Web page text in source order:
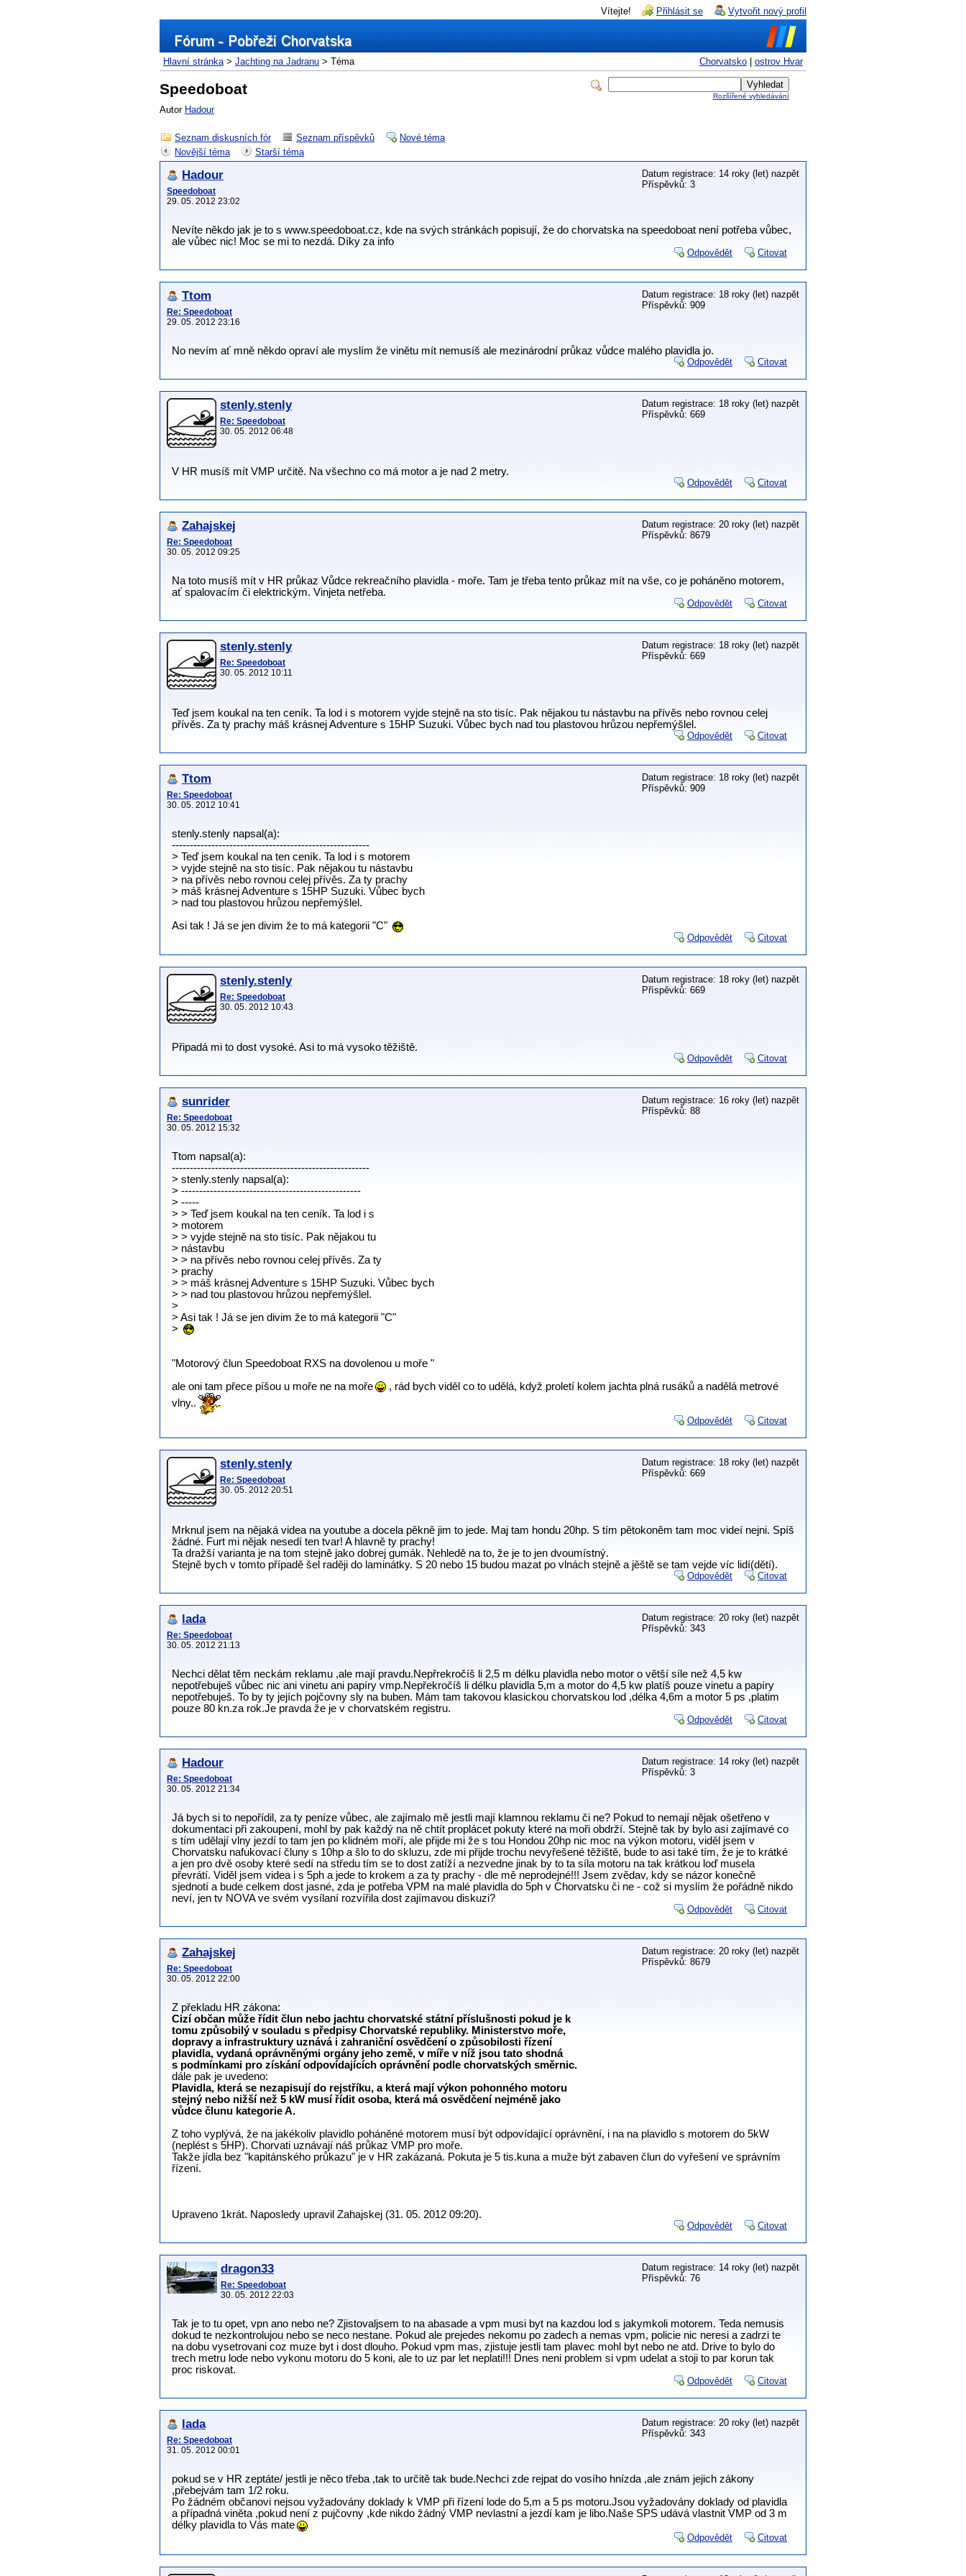
Vítejte! Přihlásit se Vytvořit nový profil
Chorvatsko ostrov Hvar
Hlavní stránka> Jachting na Jadranu > Téma
Rozšířené vyhledávání
Speedoboat
Autor Hadour
Seznam diskusních fór Seznam příspěvků
Nové téma
Novější téma
Starší téma
Hadour
Speedoboat
29. 05. 2012 23:02
Datum registrace: 14 roky (let) nazpět
Příspěvků: 3
Nevíte někdo jak je to s www.speedoboat.cz, kde na svých stránkách popisují, že do chorvatska na speedoboat není potřeba vůbec,
ale vůbec nic! Moc se mi to nezdá. Díky za info
Odpovědět Citovat
Ttom
Re: Speedoboat
29. 05. 2012 23:16
Datum registrace: 18 roky (let) nazpět
Příspěvků: 909
No nevím ať mně někdo opraví ale myslím že vinětu mít nemusíš ale mezinárodní průkaz vůdce malého plavidla jo.
Odpovědět Citovat
stenly.stenly
Re: Speedoboat
30. 05. 2012 06:48
Datum registrace: 18 roky (let) nazpět
Příspěvků: 669
V HR musíš mít VMP určitě. Na všechno co má motor a je nad 2 metry.
Odpovědět Citovat
Zahajskej
Re: Speedoboat
30. 05. 2012 09:25
Datum registrace: 20 roky (let) nazpět
Příspěvků: 8679
Na toto musíš mít v HR průkaz Vůdce rekreačního plavidla - moře. Tam je třeba tento průkaz mít na vše, co je poháněno motorem,
ať spalovacím či elektrickým. Vinjeta netřeba.
Odpovědět Citovat
stenly.stenly
Re: Speedoboat
30. 05. 2012 10:11
Datum registrace: 18 roky (let) nazpět
Příspěvků: 669
Teď jsem koukal na ten ceník. Ta lod i s motorem vyjde stejně na sto tisíc. Pak nějakou tu nástavbu na přívěs nebo rovnou celej
přívěs. Za ty prachy máš krásnej Adventure s 15HP Suzuki. Vůbec bych nad tou plastovou hrůzou nepřemýšlel.
Odpovědět Citovat
Ttom
Re: Speedoboat
30. 05. 2012 10:41
Datum registrace: 18 roky (let) nazpět
Příspěvků: 909
stenly.stenly napsal(a):
-------------------------------------------------------
> Teď jsem koukal na ten ceník. Ta lod i s motorem
> vyjde stejně na sto tisíc. Pak nějakou tu nástavbu
> na přívěs nebo rovnou celej přívěs. Za ty prachy
> máš krásnej Adventure s 15HP Suzuki. Vůbec bych
> nad tou plastovou hrůzou nepřemýšlel.
Asi tak ! Já se jen divim že to má kategorii "C"
Odpovědět Citovat
stenly.stenly
Re: Speedoboat
30. 05. 2012 10:43
Datum registrace: 18 roky (let) nazpět
Příspěvků: 669
Připadá mi to dost vysoké. Asi to má vysoko těžiště.
Odpovědět Citovat
sunrider
Re: Speedoboat
30. 05. 2012 15:32
Datum registrace: 16 roky (let) nazpět
Příspěvků: 88
Ttom napsal(a):
-------------------------------------------------------
> stenly.stenly napsal(a):
> --------------------------------------------------
> -----
> > Teď jsem koukal na ten ceník. Ta lod i s
> motorem
> > vyjde stejně na sto tisíc. Pak nějakou tu
> nástavbu
> > na přívěs nebo rovnou celej přívěs. Za ty
> prachy
> > máš krásnej Adventure s 15HP Suzuki. Vůbec bych
> > nad tou plastovou hrůzou nepřemýšlel.
>
> Asi tak ! Já se jen divim že to má kategorii "C"
>
"Motorový člun Speedoboat RXS na dovolenou u moře "
ale oni tam přece píšou u moře ne na moře
, rád bych viděl co to udělá, když proletí kolem jachta plná rusáků a nadělá metrové
vlny..
Odpovědět Citovat
stenly.stenly
Re: Speedoboat
30. 05. 2012 20:51
Datum registrace: 18 roky (let) nazpět
Příspěvků: 669
Mrknul jsem na nějaká videa na youtube a docela pěkně jim to jede. Maj tam hondu 20hp. S tím pětokoněm tam moc videí nejni. Spíš
žádné. Furt mi nějak nesedí ten tvar! A hlavně ty prachy!
Ta dražší varianta je na tom stejně jako dobrej gumák. Nehledě na to, že je to jen dvoumístný.
Stejně bych v tomto případě šel raději do laminátky. S 20 nebo 15 budou mazat po vlnách stejně a jěště se tam vejde víc lidí(dětí).
Odpovědět Citovat
lada
Re: Speedoboat
30. 05. 2012 21:13
Datum registrace: 20 roky (let) nazpět
Příspěvků: 343
Nechci dělat těm neckám reklamu ,ale mají pravdu.Nepřrekročíš li 2,5 m délku plavidla nebo motor o větší síle než 4,5 kw
nepotřebuješ vůbec nic ani vinetu ani papíry vmp.Nepřekročíš li délku plavidla 5,m a motor do 4,5 kw platíš pouze vinetu a papíry
nepotřebuješ. To by ty jejích pojčovny sly na buben. Mám tam takovou klasickou chorvatskou lod ,délka 4,6m a motor 5 ps ,platim
pouze 80 kn.za rok.Je pravda že je v chorvatském registru.
Odpovědět Citovat
Hadour
Re: Speedoboat
30. 05. 2012 21:34
Datum registrace: 14 roky (let) nazpět
Příspěvků: 3
Já bych si to nepořídil, za ty peníze vůbec, ale zajímalo mě jestli mají klamnou reklamu či ne? Pokud to nemají nějak ošetřeno v
dokumentaci při zakoupení, mohl by pak každý na ně chtít proplácet pokuty které na moři obdrží. Stejně tak by bylo asi zajímavé co
s tím udělají vlny jezdí to tam jen po klidném moří, ale přijde mi že s tou Hondou 20hp nic moc na výkon motoru, viděl jsem v
Chorvatsku nafukovací čluny s 10hp a šlo to do skluzu, zde mi přijde trochu nevyřešené těžiště, bude to asi také tím, že je to krátké
a jen pro dvě osoby které sedí na středu tím se to dost zatíží a nezvedne jinak by to ta síla motoru na tak krátkou loď musela
převrátí. Viděl jsem videa i s 5ph a jede to krokem a za ty prachy - dle mě neprodejné!!! Jsem zvědav, kdy se názor konečně
sjednotí a bude celkem dost jasné, zda je potřeba VPM na malé plavidla do 5ph v Chorvatsku či ne - což si myslím že pořádně nikdo
neví, jen tv NOVA ve svém vysílaní rozvířila dost zajímavou diskuzi?
Odpovědět Citovat
Zahajskej
Re: Speedoboat
30. 05. 2012 22:00
Datum registrace: 20 roky (let) nazpět
Příspěvků: 8679
Z překladu HR zákona:
Cizí občan může řídit člun nebo jachtu chorvatské státní příslušnosti pokud je k
tomu způsobilý v souladu s předpisy Chorvatské republiky. Ministerstvo moře,
dopravy a infrastruktury uznává i zahraniční osvědčení o způsobilosti řízení
plavidla, vydaná oprávněnými orgány jeho země, v míře v níž jsou tato shodná
s podmínkami pro získání odpovídajících oprávnění podle chorvatských směrnic.
dále pak je uvedeno:
Plavidla, která se nezapisují do rejstříku, a která mají výkon pohonného motoru
stejný nebo nižší než 5 kW musí řídit osoba, která má osvědčení nejméně jako
vůdce člunu kategorie A.
Z toho vyplývá, že na jakékoliv plavidlo poháněné motorem musí být odpovídající oprávnění, i na na plavidlo s motorem do 5kW
(neplést s 5HP). Chorvati uznávají náš průkaz VMP pro moře.
Takže jídla bez "kapitánského průkazu" je v HR zakázaná. Pokuta je 5 tis.kuna a muže být zabaven člun do vyřešení ve správním
řízení.
Upraveno 1krát. Naposledy upravil Zahajskej (31. 05. 2012 09:20).
Odpovědět Citovat
dragon33
Re: Speedoboat
30. 05. 2012 22:03
Datum registrace: 14 roky (let) nazpět
Příspěvků: 76
Tak je to tu opet, vpn ano nebo ne? Zjistovaljsem to na abasade a vpm musi byt na kazdou lod s jakymkoli motorem. Teda nemusis
dokud te nezkontrolujou nebo se neco nestane. Pokud ale prejedes nekomu po zadech a nemas vpm, policie nic neresi a zadrzi te
na dobu vysetrovani coz muze byt i dost dlouho. Pokud vpm mas, zjistuje jestli tam plavec mohl byt nebo ne atd. Drive to bylo do
trech metru lode nebo vykonu motoru do 5 koni, ale to uz par let neplati!!! Dnes neni problem si vpm udelat a stoji to par korun tak
proc riskovat.
Odpovědět Citovat
lada
Re: Speedoboat
31. 05. 2012 00:01
Datum registrace: 20 roky (let) nazpět
Příspěvků: 343
pokud se v HR zeptáte/ jestli je něco třeba ,tak to určitě tak bude.Nechci zde rejpat do vosího hnízda ,ale znám jejich zákony
,přebejvám tam 1/2 roku.
Po žádném občanovi nejsou vyžadovány doklady k VMP při řízení lode do 5,m a 5 ps motoru.Jsou vyžadovány doklady od plavidla
a případná viněta ,pokud není z pujčovny ,kde nikdo žádný VMP nevlastní a jezdí kam je libo.Naše SPS udává vlastnit VMP od 3 m
délky plavidla to Vás mate
Odpovědět Citovat